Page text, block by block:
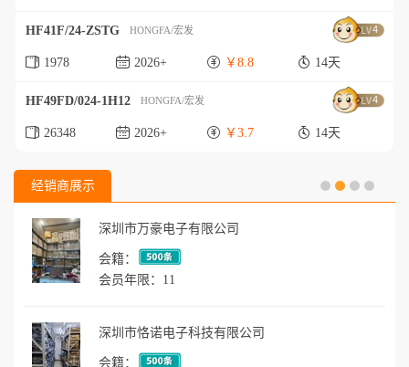
HF41F/24-ZSTG HONGFA/宏发 4
1978 2026+ ￥8.8 14天
HF49FD/024-1H12 HONGFA/宏发 4
26348 2026+ ￥3.7 14天
经销商展示
深圳市万豪电子有限公司
会籍：
会员年限：11
深圳市恪诺电子科技有限公司
会籍：